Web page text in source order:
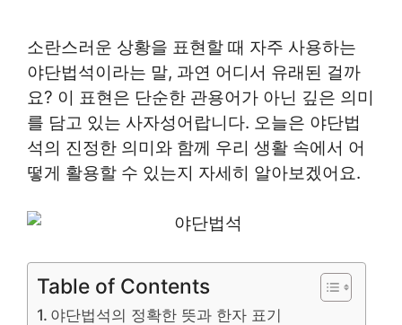
소란스러운 상황을 표현할 때 자주 사용하는
야단법석이라는 말, 과연 어디서 유래된 걸까
요? 이 표현은 단순한 관용어가 아닌 깊은 의미
를 담고 있는 사자성어랍니다. 오늘은 야단법
석의 진정한 의미와 함께 우리 생활 속에서 어
떻게 활용할 수 있는지 자세히 알아보겠어요.
Table of Contents
야단법석의 정확한 뜻과 한자 표기